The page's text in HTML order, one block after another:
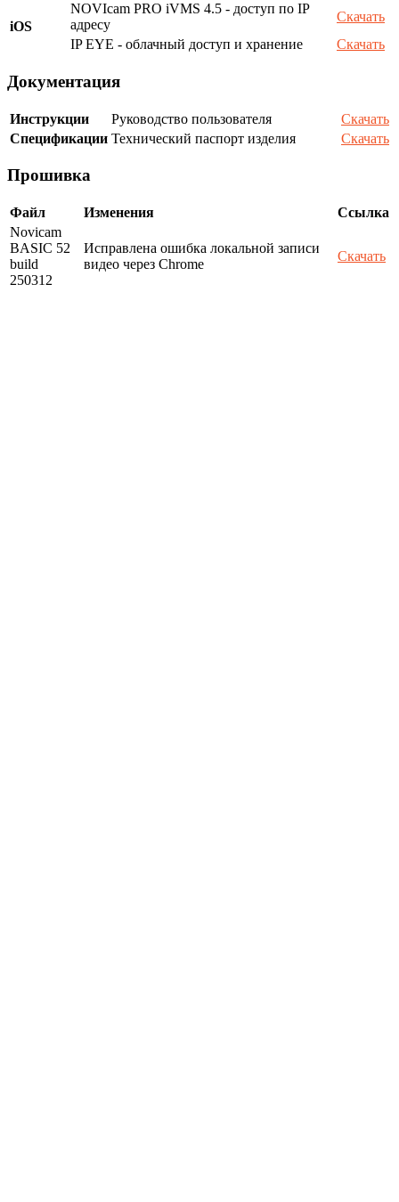
iOS
NOVIcam PRO iVMS 4.5 - доступ по IP
адресу
Скачать
IP EYE - облачный доступ и хранение
Скачать
Документация
Инструкции Руководство пользователя
Скачать
Спецификации Технический паспорт изделия Скачать
Прошивка
Файл Изменения
Ссылка
Novicam
BASIC 52
build
250312
Исправлена ошибка локальной записи
видео через Chrome
Скачать